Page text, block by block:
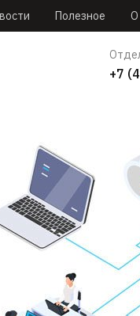
Полезное О
+7